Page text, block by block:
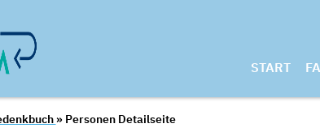
START
» Personen Detailseite